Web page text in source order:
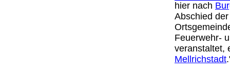
hier nach
Abschied
Feuerwehr-
veranstaltet,
Mellrichstadt